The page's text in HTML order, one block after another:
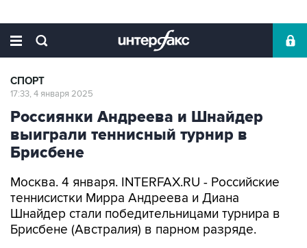
СПОРТ
17:33, 4 января 2025
Россиянки Андреева и Шнайдер
выиграли теннисный турнир в
Брисбене
Москва. 4 января. INTERFAX.RU - Российские
теннисистки Мирра Андреева и Диана
Шнайдер стали победительницами турнира в
Брисбене (Австралия) в парном разряде.